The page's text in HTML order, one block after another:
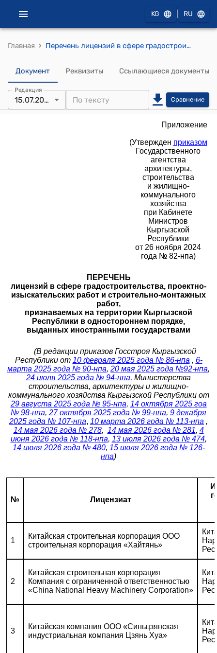
KG RU
Главная › Перечень лицензий в сфере градостроительства, проектно-изыскательских работ и строительно-монтажных работ, признаваемых на территории Кыргызской Республики в одностороннем порядке, выданных иностранными государствами (Утверждено приказом Государственного агентства архитектуры, строительства и жилищно-коммунального хозяйства при Кабинете Министров Кыргызской Республики от 26 ноября 2024 года № 82-нпа)
Документ Реквизиты Ссылающиеся документы
Редакция
15.07.2026 Сравнение